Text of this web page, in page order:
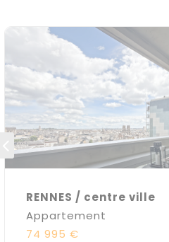
RENNES / centre ville
Appartement
74 995 €